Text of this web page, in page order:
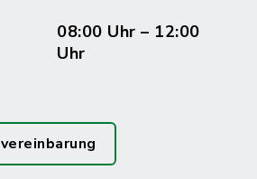
08:00 Uhr – 12:00
Uhr